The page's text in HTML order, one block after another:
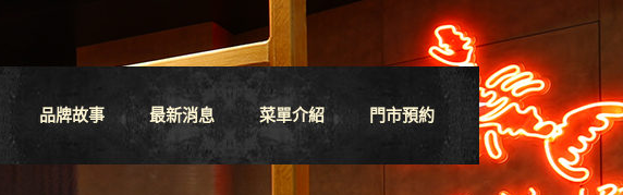
品牌故事 最新消息 菜單介紹 門市預約